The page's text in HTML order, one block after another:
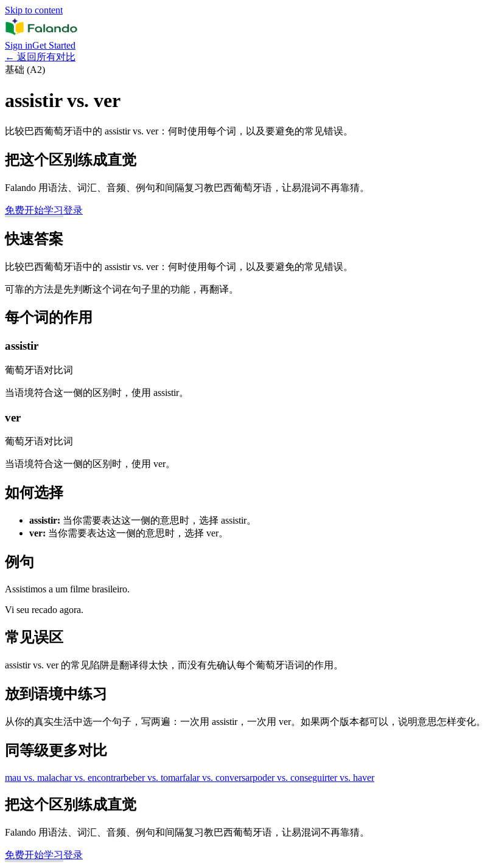
Skip to content
Sign inGet Started
← 返回所有对比
基础 (A2)
assistir vs. ver
比较巴西葡萄牙语中的 assistir vs. ver：何时使用每个词，以及要避免的常见错误。
把这个区别练成直觉
Falando 用语法、词汇、音频、例句和间隔复习教巴西葡萄牙语，让易混词不再靠猜。
免费开始学习登录
快速答案
比较巴西葡萄牙语中的 assistir vs. ver：何时使用每个词，以及要避免的常见错误。
可靠的方法是先判断这个词在句子里的功能，再翻译。
每个词的作用
assistir
葡萄牙语对比词
当语境符合这一侧的区别时，使用 assistir。
ver
葡萄牙语对比词
当语境符合这一侧的区别时，使用 ver。
如何选择
assistir: 当你需要表达这一侧的意思时，选择 assistir。
ver: 当你需要表达这一侧的意思时，选择 ver。
例句
Assistimos a um filme brasileiro.
Vi seu recado agora.
常见误区
assistir vs. ver 的常见陷阱是翻译得太快，而没有先确认每个葡萄牙语词的作用。
放到语境中练习
从你的真实生活中选一个句子，写两遍：一次用 assistir，一次用 ver。如果两个版本都可以，说明意思怎样变化。
同等级更多对比
mau vs. malachar vs. encontrarbeber vs. tomarfalar vs. conversarpoder vs. conseguirter vs. haver
把这个区别练成直觉
Falando 用语法、词汇、音频、例句和间隔复习教巴西葡萄牙语，让易混词不再靠猜。
免费开始学习登录